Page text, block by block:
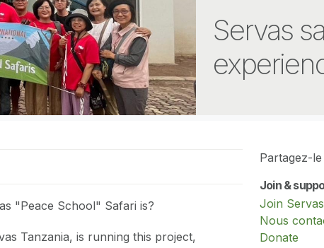
Servas
"Peace School" Safari is?
Tanzania, is running this project,
Partagez-
Join &
Join Servas
Nous
Donate